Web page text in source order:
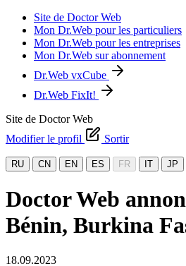
Site de Doctor Web
Mon Dr.Web pour les particuliers
Mon Dr.Web pour les entreprises
Mon Dr.Web sur abonnement
Dr.Web vxCube
Dr.Web FixIt!
Site de Doctor Web
Modifier le profil
Sortir
RU CN EN ES FR IT JP
Doctor Web
Bénin, Burkina
18.09.2023